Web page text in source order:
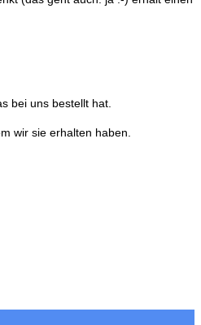
bei uns bestellt hat.
wir sie erhalten haben.